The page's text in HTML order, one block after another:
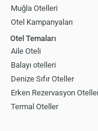
Muğla Otelleri
Otel Kampanyaları
Otel Temaları
Aile Oteli
Balayı otelleri
Denize Sıfır Oteller
Erken Rezervasyon
Termal Oteller